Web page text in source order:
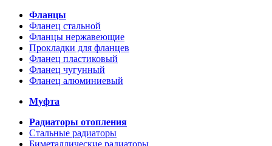
Фланцы
Фланец стальной
Фланцы нержавеющие
Прокладки для фланцев
Фланец пластиковый
Фланец чугунный
Фланец алюминиевый
Муфта
Радиаторы отопления
Стальные радиаторы
Биметаллические радиаторы